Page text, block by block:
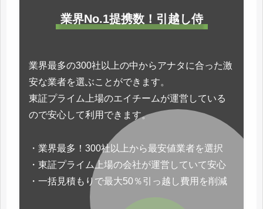
業界No.1提携数！引越し侍
業界最多の300社以上の中からアナタに合った激
安な業者を選ぶことができます。
東証プライム上場のエイチームが運営している
ので安心して利用できます。
・業界最多！300社以上から最安値業者を選択
・東証プライム上場の会社が運営していて安心
・一括見積もりで最大50％引っ越し費用を削減